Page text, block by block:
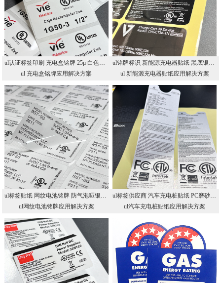
ul认证标签印刷 充电盒铭牌 25μ 白色UL认证PET不干胶 UL标签印刷厂
ul 充电盒铭牌应用解决方案
ul铭牌标识 新能源充电器贴纸 黑底银字UL标贴 UL认证印刷厂
ul 新能源充电器贴纸应用解决方案
ul标签贴纸 网纹电池铭牌 防气泡哑银耐高温标贴 UL认证铭牌工厂
ul网纹电池铭牌应用解决方案
ul标签供应商 汽车充电桩贴纸 PC磨砂户外耐晒不干胶 UL认证储能铭牌
ul汽车充电桩贴纸应用解决方案